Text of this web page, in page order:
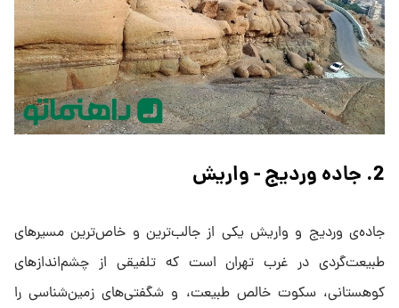
2. جاده وردیج - واریش
جاده‌ی وردیج و واریش یکی از جالب‌ترین و خاص‌ترین مسیرهای
طبیعت‌گردی در غرب تهران است که تلفیقی از چشم‌اندازهای
کوهستانی، سکوت خالص طبیعت، و شگفتی‌های زمین‌شناسی را